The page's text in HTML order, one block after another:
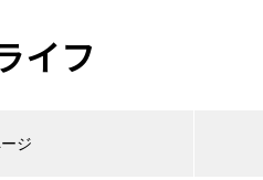
イフ
ジ